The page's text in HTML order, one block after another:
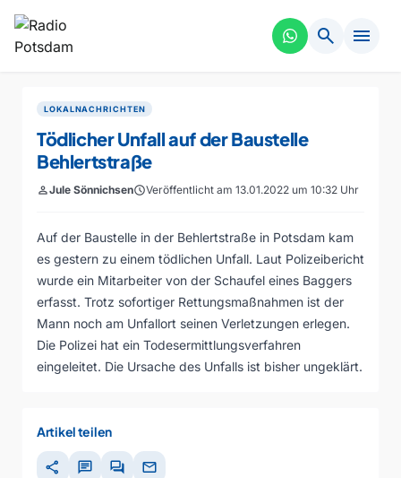
search menu
LOKALNACHRICHTEN
Tödlicher Unfall auf der Baustelle
Behlertstraße
personJule SönnichsenscheduleVeröffentlicht am 13.01.2022 um 10:32 Uhr
Auf der Baustelle in der Behlertstraße in Potsdam kam
es gestern zu einem tödlichen Unfall. Laut Polizeibericht
wurde ein Mitarbeiter von der Schaufel eines Baggers
erfasst. Trotz sofortiger Rettungsmaßnahmen ist der
Mann noch am Unfallort seinen Verletzungen erlegen.
Die Polizei hat ein Todesermittlungsverfahren
eingeleitet. Die Ursache des Unfalls ist bisher ungeklärt.
Artikel teilen
share chat forum mail